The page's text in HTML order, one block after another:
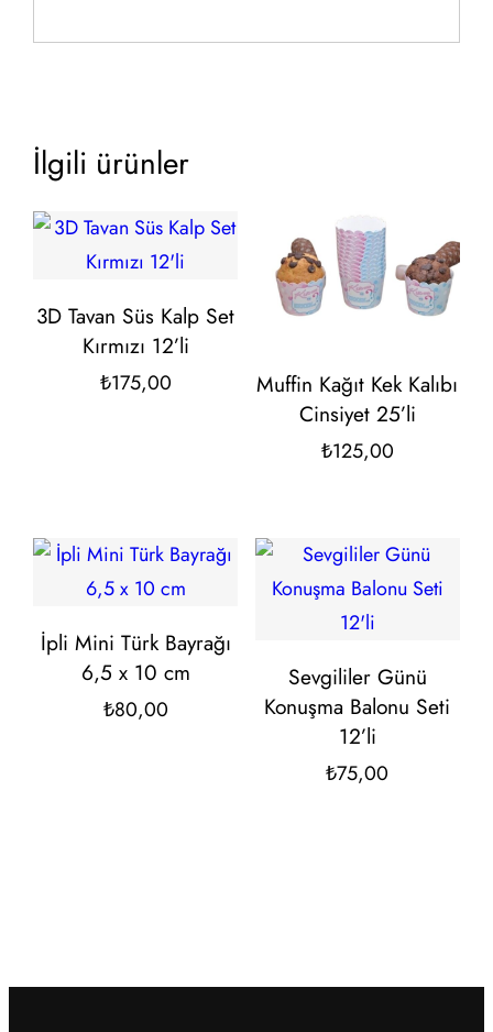
İlgili ürünler
3D Tavan Süs Kalp Set
Kırmızı 12’li
₺175,00
Muffin Kağıt Kek Kalıbı
Cinsiyet 25’li
₺125,00
İpli Mini Türk Bayrağı
6,5 x 10 cm
₺80,00
Sevgililer Günü
Konuşma Balonu Seti
12’li
₺75,00